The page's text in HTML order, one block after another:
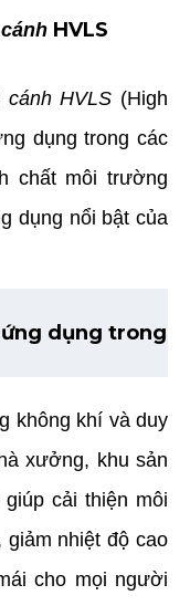
HVLS
cánh HVLS (High
dụng trong các
chất môi trường
dụng nổi bật của
dụng trong
không khí và duy
xưởng, khu sản
cải thiện môi
nhiệt độ cao
cho mọi người